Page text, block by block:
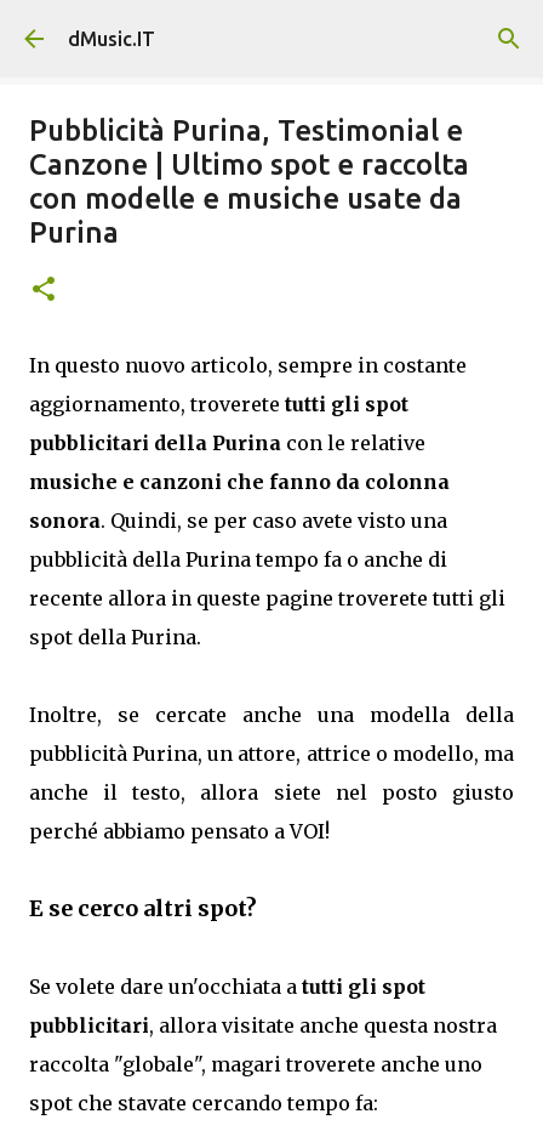
Passa ai contenuti principali
dMusic.IT
Pubblicità Purina, Testimonial e
Canzone | Ultimo spot e raccolta
con modelle e musiche usate da
Purina
In questo nuovo articolo, sempre in costante
aggiornamento, troverete tutti gli spot
pubblicitari della Purina con le relative
musiche e canzoni che fanno da colonna
sonora. Quindi, se per caso avete visto una
pubblicità della Purina tempo fa o anche di
recente allora in queste pagine troverete tutti gli
spot della Purina.
Inoltre, se cercate anche una modella della
pubblicità Purina, un attore, attrice o modello, ma
anche il testo, allora siete nel posto giusto
perché abbiamo pensato a VOI!
E se cerco altri spot?
Se volete dare un'occhiata a tutti gli spot
pubblicitari, allora visitate anche questa nostra
raccolta "globale", magari troverete anche uno
spot che stavate cercando tempo fa: